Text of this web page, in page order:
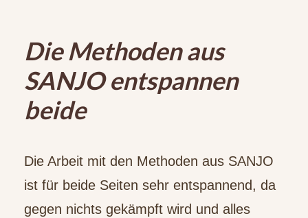
Die Methoden aus
SANJO entspannen
beide
Die Arbeit mit den Methoden aus SANJO
ist für beide Seiten sehr entspannend, da
gegen nichts gekämpft wird und alles